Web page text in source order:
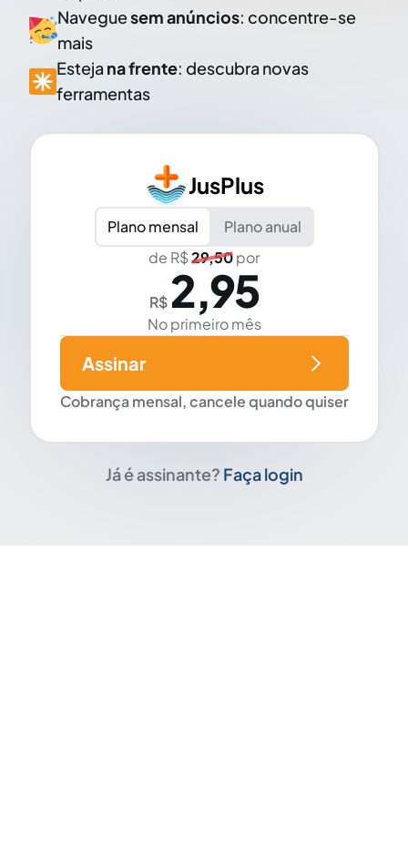
Naveguesem anúncios: concentre-se
mais
Esteja na frente: descubra novas
ferramentas
JusPlus
Plano mensal
Plano anual
de R$29,50por
R$ 2,95
No primeiro mês
Cobrança mensal, cancele quando quiser
Assinar
Já é assinante? Faça login